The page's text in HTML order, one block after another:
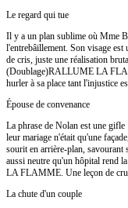
Le regard qui tue
Il y a un plan sublime où Mme
l'entrebâillement. Son visage est
de cris, juste une réalisation
(Doublage)RALLUME LA
hurler à sa place tant l'injustice
Épouse de convenance
La phrase de Nolan est une gifle
leur mariage n'était qu'une
sourit en arrière-plan,
aussi neutre qu'un hôpital rend
LA FLAMME. Une leçon de
La chute d'un couple